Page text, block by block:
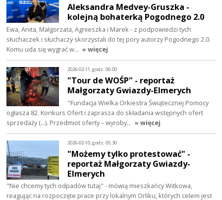
Aleksandra Medvey-Gruszka -
kolejną bohaterką Pogodnego 2.0
Ewa, Anita, Małgorzata, Agnieszka i Marek - z podpowiedzi tych
słuchaczek i słuchaczy skorzystali do tej pory autorzy Pogodnego 2.0.
Komu uda się wygrać w… » więcej
2026-02-11, godz. 06:00
"Tour de WOŚP" - reportaż
Małgorzaty Gwiazdy-Elmerych
"Fundacja Wielka Orkiestra Świątecznej Pomocy
ogłasza 82. Konkurs Ofert i zaprasza do składania wstępnych ofert
sprzedaży (...). Przedmiot oferty – wyroby… » więcej
2026-02-10, godz. 05:30
"Możemy tylko protestować" -
reportaż Małgorzaty Gwiazdy-
Elmerych
"Nie chcemy tych odpadów tutaj" - mówią mieszkańcy Witkowa,
reagując na rozpoczęte prace przy lokalnym Orliku, których celem jest